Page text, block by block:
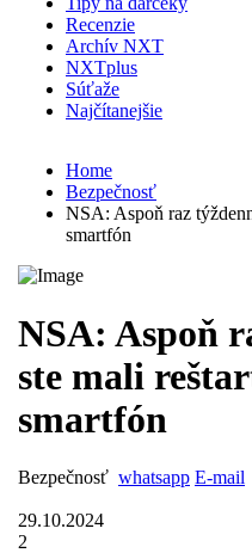
Recenzie
Archív NXT
NXTplus
Súťaže
Najčítanejšie
Home
Bezpečnosť
NSA: Aspoň raz
smartfón
NSA: Aspoň
ste mali
smartfón
Bezpečnosť whatsapp E-mail
29.10.2024
2